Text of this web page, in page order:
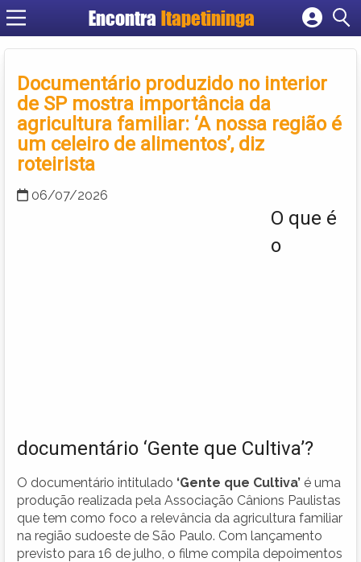
Encontra Itapetininga
Cadastrar empresa
Criar conta
Documentário produzido no interior
de SP mostra importância da
agricultura familiar: ‘A nossa região é
um celeiro de alimentos’, diz
roteirista
06/07/2026
O que é
o
documentário ‘Gente que Cultiva’?
O documentário intitulado ‘Gente que Cultiva’ é uma
produção realizada pela Associação Cânions Paulistas
que tem como foco a relevância da agricultura familiar
na região sudoeste de São Paulo. Com lançamento
previsto para 16 de julho, o filme compila depoimentos